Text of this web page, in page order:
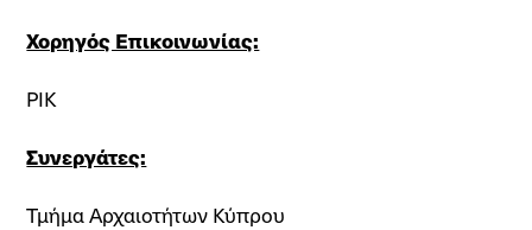
Χορηγός Επικοινωνίας:
ΡΙΚ
Συνεργάτες:
Τμήμα Αρχαιοτήτων Κύπρου